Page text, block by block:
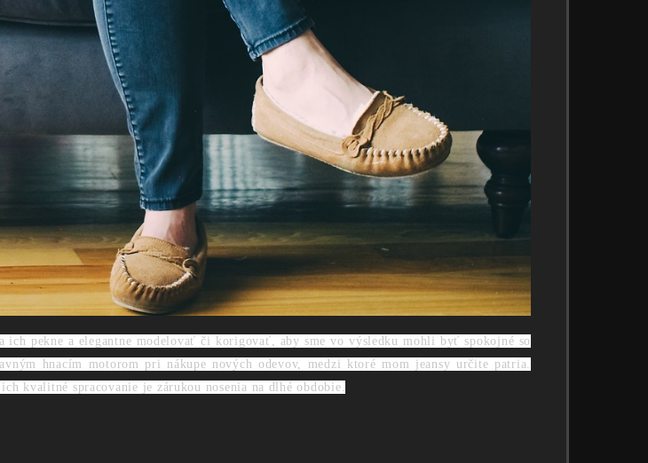
pekne a elegantne modelovať či korigovať, aby sme vo výsledku mohli byť spokojné so
hnacím motorom pri nákupe nových odevov, medzi ktoré mom jeansy určite patria.
kvalitné spracovanie je zárukou nosenia na dlhé obdobie.